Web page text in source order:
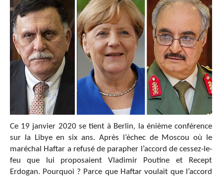
Ce 19 janvier 2020 se tient à Berlin, la énième conférence
sur la Libye en six ans. Après l’échec de Moscou où le
maréchal Haftar a refusé de parapher l’accord de cessez-le-
feu que lui proposaient Vladimir Poutine et Recept
Erdogan. Pourquoi ? Parce que Haftar voulait que l’accord